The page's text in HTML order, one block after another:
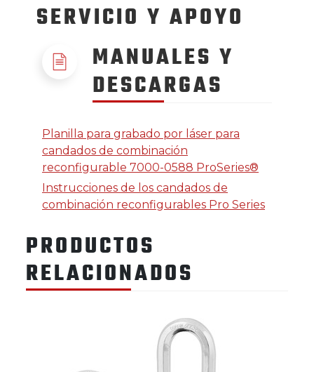
SERVICIO Y APOYO
MANUALES Y
DESCARGAS
Planilla para grabado por láser para
candados de combinación
reconfigurable 7000-0588 ProSeries®
Instrucciones de los candados de
combinación reconfigurables Pro Series
PRODUCTOS
RELACIONADOS